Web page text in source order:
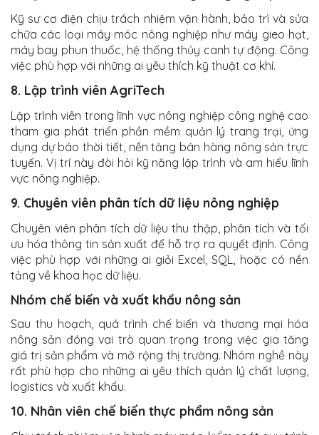
Kỹ sư cơ điện chịu trách nhiệm vận hành, bảo trì và sửa
chữa các loại máy móc nông nghiệp như máy gieo hạt,
máy bay phun thuốc, hệ thống thủy canh tự động. Công
việc phù hợp với những ai yêu thích kỹ thuật cơ khí.
8. Lập trình viên AgriTech
Lập trình viên trong lĩnh vực nông nghiệp công nghệ cao
tham gia phát triển phần mềm quản lý trang trại, ứng
dụng dự báo thời tiết, nền tảng bán hàng nông sản trực
tuyến. Vị trí này đòi hỏi kỹ năng lập trình và am hiểu lĩnh
vực nông nghiệp.
9. Chuyên viên phân tích dữ liệu nông nghiệp
Chuyên viên phân tích dữ liệu thu thập, phân tích và tối
ưu hóa thông tin sản xuất để hỗ trợ ra quyết định. Công
việc phù hợp với những ai giỏi Excel, SQL, hoặc có nền
tảng về khoa học dữ liệu.
Nhóm chế biến và xuất khẩu nông sản
Sau thu hoạch, quá trình chế biến và thương mại hóa
nông sản đóng vai trò quan trọng trong việc gia tăng
giá trị sản phẩm và mở rộng thị trường. Nhóm nghề này
rất phù hợp cho những ai yêu thích quản lý chất lượng,
logistics và xuất khẩu.
10. Nhân viên chế biến thực phẩm nông sản